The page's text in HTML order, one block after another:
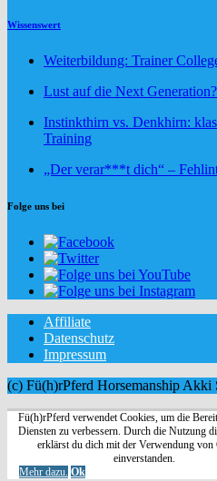
Wissenswert
Weiterbildung: Trainer
Lust auf die Next Generation?
Instinkthirn vs. Denkhirn:
Training
„Der verar***t dich“ –
Folge uns bei
Affiliate
Datenschutz
Impressum
(c) Fü(h)rPferd Horsemanship Akki
Fü(h)rPferd verwendet Cookies, um die
Diensten zu verbessern. Durch die Nutzung
erklärst du dich mit der Verwendung von
einverstanden.
Mehr dazu. Ok